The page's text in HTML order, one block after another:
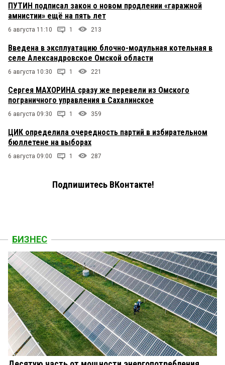
ПУТИН подписал закон о новом продлении «гаражной
амнистии» ещё на пять лет
6 августа 11:10 1 213
Введена в эксплуатацию блочно-модульная котельная в
селе Александровское Омской области
6 августа 10:30 1 221
Сергея МАХОРИНА сразу же перевели из Омского
пограничного управления в Сахалинское
6 августа 09:30 1 359
ЦИК определила очередность партий в избирательном
бюллетене на выборах
6 августа 09:00 1 287
Подпишитесь ВКонтакте!
БИЗНЕС